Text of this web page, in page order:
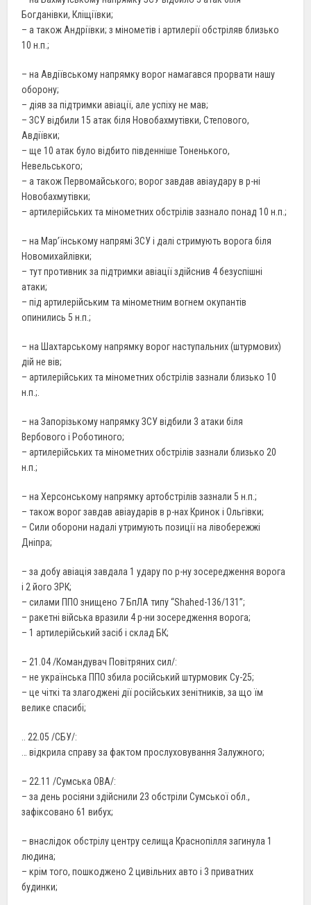
Богданівки, Кліщіївки;
– а також Андріївки; з мінометів і артилерії обстріляв близько
10 н.п.;
– на Авдіївському напрямку ворог намагався прорвати нашу
оборону;
– діяв за підтримки авіації, але успіху не мав;
– ЗСУ відбили 15 атак біля Новобахмутівки, Степового,
Авдіївки;
– ще 10 атак було відбито південніше Тоненького,
Невельського;
– а також Первомайського; ворог завдав авіаудару в р-ні
Новобахмутівки;
– артилерійських та мінометних обстрілів зазнало понад 10 н.п.;
– на Мар’їнському напрямі ЗСУ і далі стримують ворога біля
Новомихайлівки;
– тут противник за підтримки авіації здійснив 4 безуспішні
атаки;
– під артилерійським та мінометним вогнем окупантів
опинились 5 н.п.;
– на Шахтарському напрямку ворог наступальних (штурмових)
дій не вів;
– артилерійських та мінометних обстрілів зазнали близько 10
н.п.;.
– на Запорізькому напрямку ЗСУ відбили 3 атаки біля
Вербового і Роботиного;
– артилерійських та мінометних обстрілів зазнали близько 20
н.п.;
– на Херсонському напрямку артобстрілів зазнали 5 н.п.;
– також ворог завдав авіаударів в р-нах Кринок і Ольгівки;
– Сили оборони надалі утримують позиції на лівобережжі
Дніпра;
– за добу авіація завдала 1 удару по р-ну зосередження ворога
і 2 його ЗРК;
– силами ППО знищено 7 БпЛА типу “Shahed-136/131”;
– ракетні війська вразили 4 р-ни зосередження ворога;
– 1 артилерійський засіб і склад БК;
– 21.04 /Командувач Повітряних сил/:
– не українська ППО збила російський штурмовик Су-25;
– це чіткі та злагоджені дії російських зенітників, за що їм
велике спасибі;
.. 22.05 /СБУ/:
… відкрила справу за фактом прослуховування Залужного;
– 22.11 /Сумська ОВА/:
– за день росіяни здійснили 23 обстріли Сумської обл.,
зафіксовано 61 вибух;
– внаслідок обстрілу центру селища Краснопілля загинула 1
людина;
– крім того, пошкоджено 2 цивільних авто і 3 приватних
будинки;